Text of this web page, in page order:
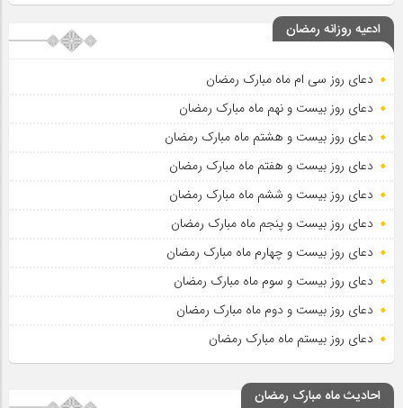
ادعیه روزانه رمضان
دعای روز سی ام ماه مبارک رمضان
دعای روز بیست و نهم ماه مبارک رمضان
دعای روز بیست و هشتم ماه مبارک رمضان
دعای روز بیست و هفتم ماه مبارک رمضان
دعای روز بیست و ششم ماه مبارک رمضان
دعای روز بیست و پنجم ماه مبارک رمضان
دعای روز بیست و چهارم ماه مبارک رمضان
دعای روز بیست و سوم ماه مبارک رمضان
دعای روز بیست و دوم ماه مبارک رمضان
دعای روز بیستم ماه مبارک رمضان
احادیث ماه مبارک رمضان